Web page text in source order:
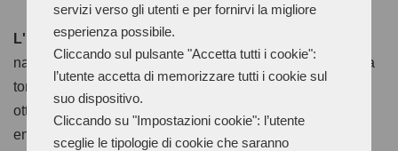
servizi verso gli utenti e per fornirvi la migliore
esperienza possibile.
Cliccando sul pulsante "Accetta tutti i cookie":
l’utente accetta di memorizzare tutti i cookie sul
suo dispositivo.
Cliccando su "Impostazioni cookie": l’utente
sceglie le tipologie di cookie che saranno
L'Eco Mastice Rinf.è un adesivo a base di gomma
naturale ad alta adesività indicato per la costruzione della
tomaia in giunteria. Il pellame mantiene caratteristiche di
ottima flessibilità nel tempo. Applicazione a pennello da
entrambe le parti.